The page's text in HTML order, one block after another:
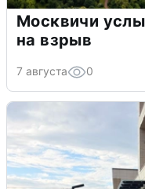
Москвичи
на взрыв
7 августа 0